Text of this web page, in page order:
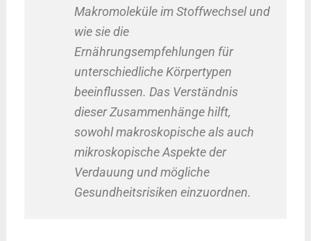
Makromoleküle im Stoffwechsel und
wie sie die
Ernährungsempfehlungen für
unterschiedliche Körpertypen
beeinflussen. Das Verständnis
dieser Zusammenhänge hilft,
sowohl makroskopische als auch
mikroskopische Aspekte der
Verdauung und mögliche
Gesundheitsrisiken einzuordnen.